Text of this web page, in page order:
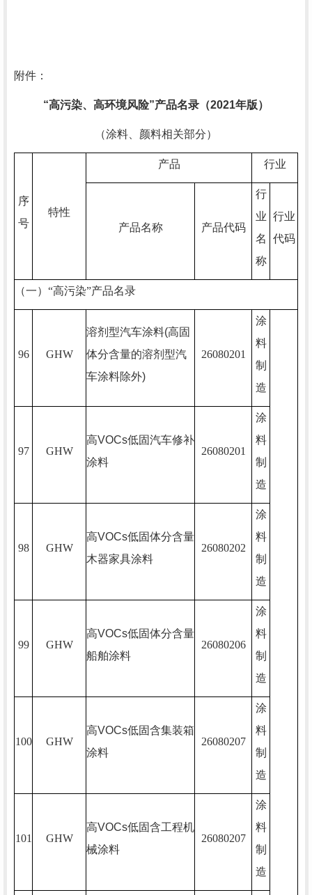
附件：
“高污染、高环境风险”产品名录（2021年版）
（涂料、颜料相关部分）
序
号
特性
产品 行业
产品名称 产品代码
行
业
名
称
行业
代码
（一）“高污染”产品名录
96 GHW
溶剂型汽车涂料(高固
体分含量的溶剂型汽
车涂料除外)
26080201
涂
料
制
造
97 GHW
高VOCs低固汽车修补
涂料
26080201
涂
料
制
造
98 GHW
高VOCs低固体分含量
木器家具涂料
26080202
涂
料
制
造
99 GHW
高VOCs低固体分含量
船舶涂料
26080206
涂
料
制
造
100 GHW
高VOCs低固含集装箱
涂料
26080207
涂
料
制
造
101 GHW
高VOCs低固含工程机
械涂料
26080207
涂
料
制
造